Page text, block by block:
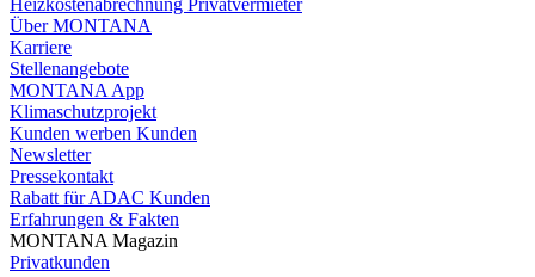
Heizkostenabrechnung Privatvermieter
Über MONTANA
Karriere
Stellenangebote
MONTANA App
Klimaschutzprojekt
Kunden werben Kunden
Newsletter
Pressekontakt
Rabatt für ADAC Kunden
Erfahrungen & Fakten
MONTANA Magazin
Privatkunden